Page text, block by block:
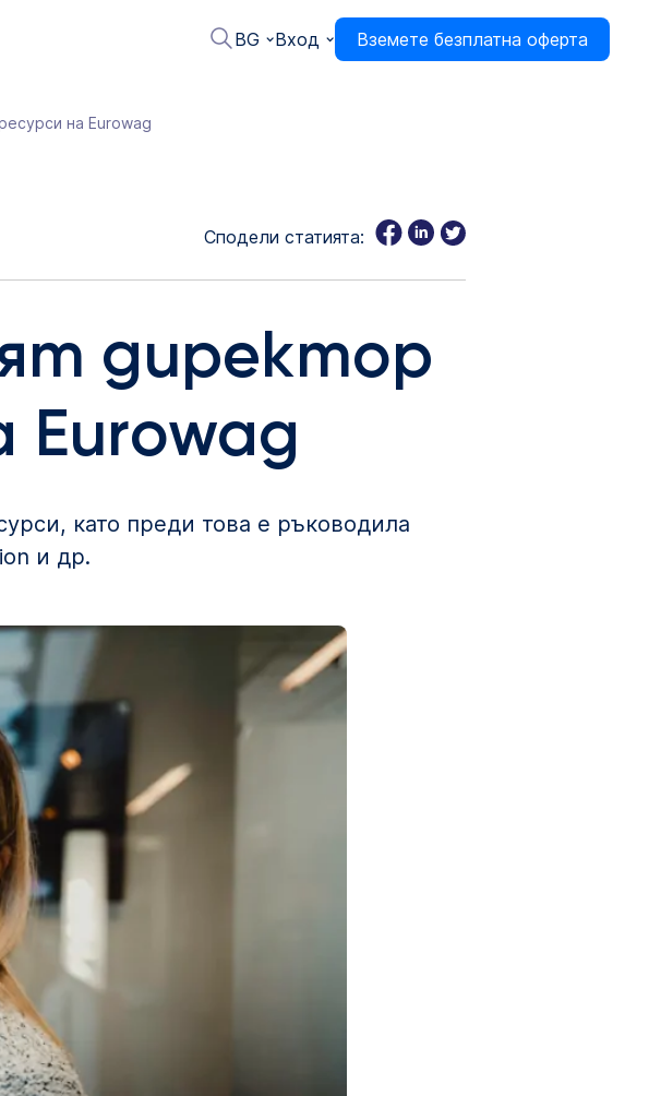
BG Вход Вземете безплатна оферта
на Eurowag
Сподели статията:
директор
Eurowag
като преди това е ръководила
и др.